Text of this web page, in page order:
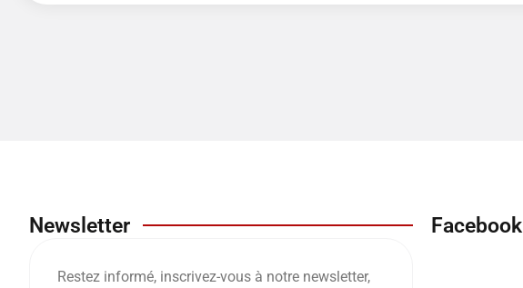
Newsletter
Restez informé, inscrivez-vous à notre newsletter,
Facebook